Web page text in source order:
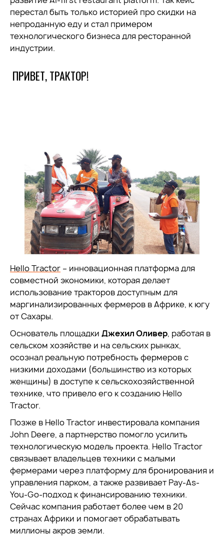
перестал быть только историей про скидки на
непроданную еду и стал примером
технологического бизнеса для ресторанной
индустрии.
ПРИВЕТ, ТРАКТОР!
Hello Tractor – инновационная платформа для
совместной экономики, которая делает
использование тракторов доступным для
маргинализированных фермеров в Африке, к югу
от Сахары.
Основатель площадки Джехил Оливер, работая в
сельском хозяйстве и на сельских рынках,
осознал реальную потребность фермеров с
низкими доходами (большинство из которых
женщины) в доступе к сельскохозяйственной
технике, что привело его к созданию Hello
Tractor.
Позже в Hello Tractor инвестировала компания
John Deere, а партнерство помогло усилить
технологическую модель проекта. Hello Tractor
связывает владельцев техники с малыми
фермерами через платформу для бронирования и
управления парком, а также развивает Pay-As-
You-Go-подход к финансированию техники.
Сейчас компания работает более чем в 20
странах Африки и помогает обрабатывать
миллионы акров земли.